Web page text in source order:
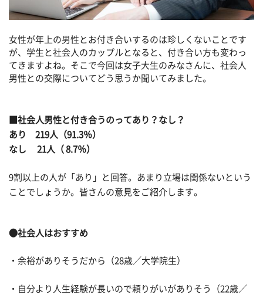
女性が年上の男性とお付き合いするのは珍しくないことです
が、学生と社会人のカップルとなると、付き合い方も変わっ
てきますよね。そこで今回は女子大生のみなさんに、社会人
男性との交際についてどう思うか聞いてみました。
■社会人男性と付き合うのってあり？なし？
あり 219人（91.3％）
なし 21人（ 8.7％）
9割以上の人が「あり」と回答。あまり立場は関係ないという
ことでしょうか。皆さんの意見をご紹介します。
●社会人はおすすめ
・余裕がありそうだから（28歳／大学院生）
・自分より人生経験が長いので頼りがいがありそう（22歳／